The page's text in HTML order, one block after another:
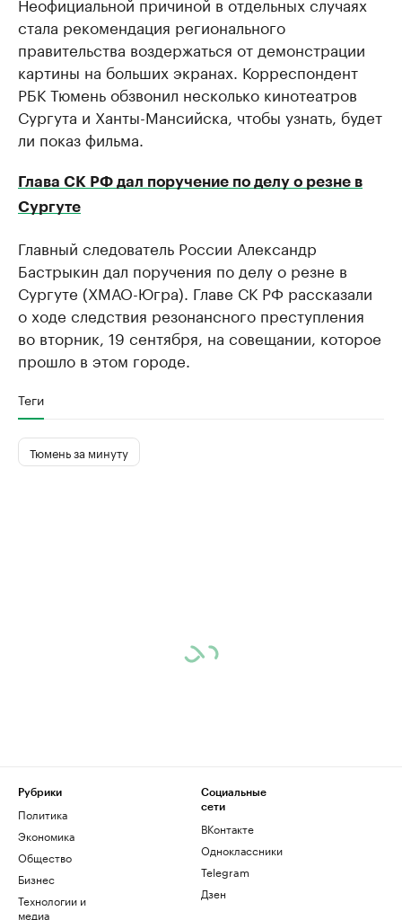
стала рекомендация регионального
правительства воздержаться от демонстрации
картины на больших экранах. Корреспондент
РБК Тюмень обзвонил несколько кинотеатров
Сургута и Ханты-Мансийска, чтобы узнать, будет
ли показ фильма.
Глава СК РФ дал поручение по делу о резне в
Сургуте
Главный следователь России Александр
Бастрыкин дал поручения по делу о резне в
Сургуте (ХМАО-Югра). Главе СК РФ рассказали
о ходе следствия резонансного преступления
во вторник, 19 сентября, на совещании, которое
прошло в этом городе.
Теги
Тюмень за минуту
Рубрики
Политика
Экономика
Общество
Бизнес
Технологии и
медиа
Социальные
сети
ВКонтакте
Одноклассники
Telegram
Дзен